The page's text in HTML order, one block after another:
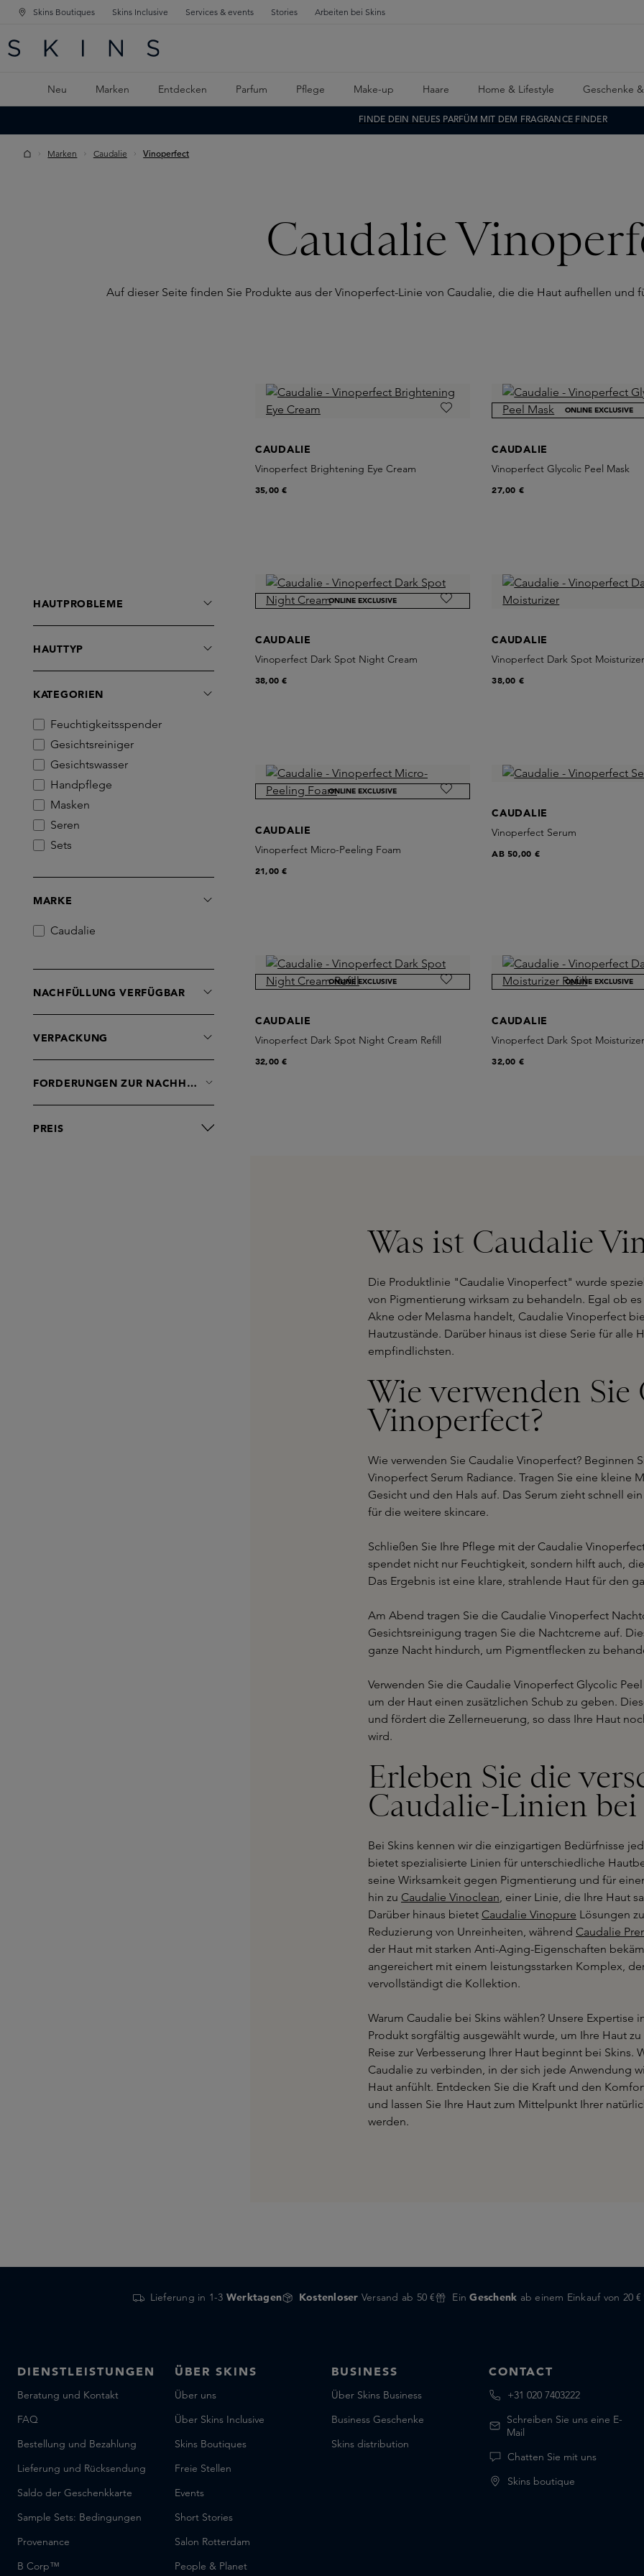
SPRINGEN
SPRINGEN
Skins Boutiques Skins Inclusive Services & events Stories Arbeiten bei Skins
Neu Marken Entdecken Parfum Pflege Make-up Haare Home & Lifestyle Geschenke
FINDE DEIN NEUES PARFÜM MIT DEM FRAGRANCE FINDER
Marken Caudalie Vinoperfect
Caudalie
Auf dieser Seite finden Sie Produkte aus der Vinoperfect-Linie von Caudalie, die die Haut aufhellen und
HAUTPROBLEME
HAUTTYP
KATEGORIEN
Feuchtigkeitsspender
Gesichtsreiniger
Gesichtswasser
Handpflege
Masken
Seren
Sets
MARKE
Caudalie
NACHFÜLLUNG VERFÜGBAR
VERPACKUNG
FORDERUNGEN ZUR NACHHALTIGKEIT
PREIS
CAUDALIE
Vinoperfect Brightening Eye Cream
35,00 €
ONLINE EXCLUSIVE
CAUDALIE
Vinoperfect Glycolic Peel Mask
27,00 €
ONLINE EXCLUSIVE
CAUDALIE
Vinoperfect Dark Spot Night Cream
38,00 €
CAUDALIE
Vinoperfect Dark Spot Moisturizer
38,00 €
ONLINE EXCLUSIVE
CAUDALIE
Vinoperfect Micro-Peeling Foam
21,00 €
CAUDALIE
Vinoperfect Serum
AB50,00 €
ONLINE EXCLUSIVE
CAUDALIE
Vinoperfect Dark Spot Night Cream Refill
32,00 €
ONLINE EXCLUSIVE
CAUDALIE
Vinoperfect Dark Spot
32,00 €
Was ist Caudalie
Die Produktlinie "Caudalie Vinoperfect" wurde
von Pigmentierung wirksam zu behandeln. Egal ob
Akne oder Melasma handelt, Caudalie Vinoperfect
Hautzustände. Darüber hinaus ist diese Serie für alle
empfindlichsten.
Wie verwenden Sie
Vinoperfect?
Wie verwenden Sie Caudalie Vinoperfect? Beginnen
Vinoperfect Serum Radiance. Tragen Sie eine kleine
Gesicht und den Hals auf. Das Serum zieht schnell
für die weitere skincare.
Schließen Sie Ihre Pflege mit der Caudalie
spendet nicht nur Feuchtigkeit, sondern hilft auch, die
Das Ergebnis ist eine klare, strahlende Haut für den
Am Abend tragen Sie die Caudalie Vinoperfect
Gesichtsreinigung tragen Sie die Nachtcreme auf.
ganze Nacht hindurch, um Pigmentflecken zu
Verwenden Sie die Caudalie Vinoperfect Glycolic
um der Haut einen zusätzlichen Schub zu geben.
und fördert die Zellerneuerung, so dass Ihre Haut
wird.
Erleben Sie die
Caudalie-Linien bei
Bei Skins kennen wir die einzigartigen Bedürfnisse
bietet spezialisierte Linien für unterschiedliche
seine Wirksamkeit gegen Pigmentierung und für
hin zu Caudalie Vinoclean, einer Linie, die Ihre Haut
Darüber hinaus bietet Caudalie Vinopure Lösungen
Reduzierung von Unreinheiten, während Caudalie
der Haut mit starken Anti-Aging-Eigenschaften
angereichert mit einem leistungsstarken Komplex,
vervollständigt die Kollektion.
Warum Caudalie bei Skins wählen? Unsere Expertise
Produkt sorgfältig ausgewählt wurde, um Ihre Haut zu
Reise zur Verbesserung Ihrer Haut beginnt bei Skins.
Caudalie zu verbinden, in der sich jede Anwendung
Haut anfühlt. Entdecken Sie die Kraft und den
und lassen Sie Ihre Haut zum Mittelpunkt Ihrer
werden.
Lieferung in 1-3 Werktagen Kostenloser Versand ab 50 € EinGeschenk ab einem Einkauf von 20 €
DIENSTLEISTUNGEN
Beratung und Kontakt
FAQ
Bestellung und Bezahlung
Lieferung und Rücksendung
Saldo der Geschenkkarte
Sample Sets: Bedingungen
Provenance
B Corp™
ÜBER SKINS
Über uns
Über Skins Inclusive
Skins Boutiques
Freie Stellen
Events
Short Stories
Salon Rotterdam
People & Planet
BUSINESS
Über Skins Business
Business Geschenke
Skins distribution
CONTACT
+31 020 7403222
Schreiben Sie uns eine E-
Mail
Chatten Sie mit uns
Skins boutique